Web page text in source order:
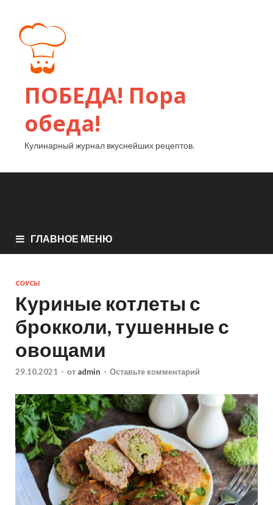
ПОБЕДА! Пора
обеда!
Кулинарный журнал вкуснейших рецептов.
ГЛАВНОЕ МЕНЮ
СОУСЫ
Куриные котлеты с
брокколи, тушенные с
овощами
29.10.2021 - от admin - Оставьте комментарий